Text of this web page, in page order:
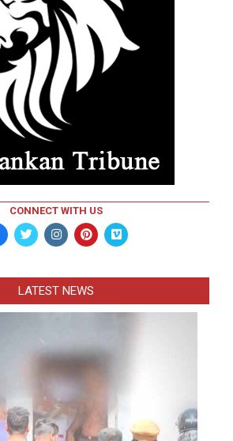
CONNECT WITH US
LATEST NEWS